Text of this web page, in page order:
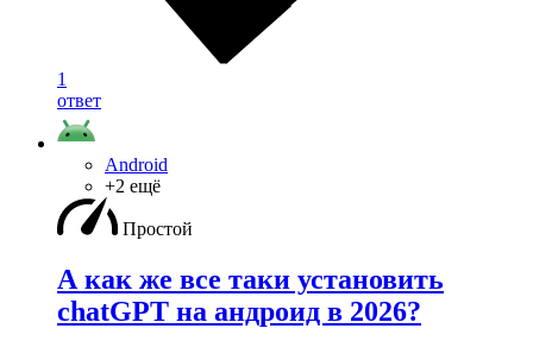
1
ответ
Android
+2 ещё
Простой
А как же все таки установить
chatGPT на андроид в 2026?